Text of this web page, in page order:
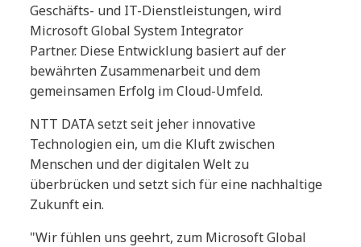
Geschäfts- und IT-Dienstleistungen, wird
Microsoft Global System Integrator
Partner. Diese Entwicklung basiert auf der
bewährten Zusammenarbeit und dem
gemeinsamen Erfolg im Cloud-Umfeld.
NTT DATA setzt seit jeher innovative
Technologien ein, um die Kluft zwischen
Menschen und der digitalen Welt zu
überbrücken und setzt sich für eine nachhaltige
Zukunft ein.
"Wir fühlen uns geehrt, zum Microsoft Global